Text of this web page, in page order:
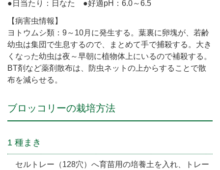
●日当たり：日なた ●好適pH：6.0～6.5
【病害虫情報】
ヨトウムシ類：9～10月に発生する。葉裏に卵塊が、若齢
幼虫は集団で生息するので、まとめて手で捕殺する。大き
くなった幼虫は夜～早朝に植物体上にいるので補殺する。
BT剤など薬剤散布は、防虫ネットの上からすることで散
布を減らせる。
ブロッコリーの栽培方法
1 種まき
セルトレー（128穴）へ育苗用の培養土を入れ、トレー